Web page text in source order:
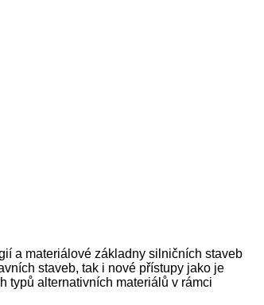
a materiálové základny silničních staveb
staveb, tak i nové přístupy jako je
typů alternativních materiálů v rámci